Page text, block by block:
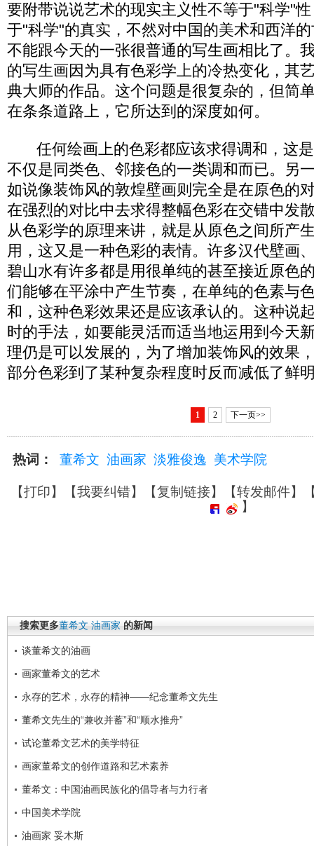
要附带说说艺术的现实主义性不等于"科学"
于"科学"的真实，不然对中国的美术和西洋
不能跟今天的一张很普通的写生画相比了。
的写生画因为具有色彩学上的冷热变化，其
典大师的作品。这个问题是很复杂的，但简
在条条道路上，它所达到的深度如何。
任何绘画上的色彩都应该求得调和，这是
不仅是同类色、邻接色的一类调和而已。另
如说像装饰风的敦煌壁画则完全是在原色的
在强烈的对比中去求得整幅色彩在交错中发
从色彩学的原理来讲，就是从原色之间所产
用，这又是一种色彩的表情。许多汉代壁画
碧山水有许多都是用很单纯的甚至接近原色
们能够在平涂中产生节奏，在单纯的色素与
和，这种色彩效果还是应该承认的。这种说
时的手法，如要能灵活而适当地运用到今天
理仍是可以发展的，为了增加装饰风的效果
部分色彩到了某种复杂程度时反而减低了鲜
1 2 下一页>>
热词： 董希文 油画家 淡雅俊逸 美术学院
【打印】【我要纠错】【复制链接】【转发邮件】
】
搜索更多董希文 油画家 的新闻
谈董希文的油画
画家董希文的艺术
永存的艺术，永存的精神——纪念董希文先生
董希文先生的“兼收并蓄”和“顺水推舟”
试论董希文艺术的美学特征
画家董希文的创作道路和艺术素养
董希文：中国油画民族化的倡导者与力行者
中国美术学院
油画家 妥木斯